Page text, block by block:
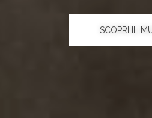
SCOPRI IL